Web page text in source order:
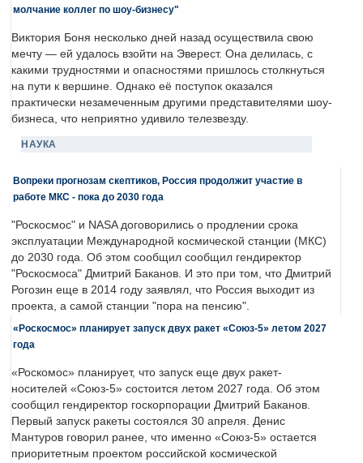
молчание коллег по шоу-бизнесу"
Виктория Боня несколько дней назад осуществила свою
мечту — ей удалось взойти на Эверест. Она делилась, с
какими трудностями и опасностями пришлось столкнуться
на пути к вершине. Однако её поступок оказался
практически незамеченным другими представителями шоу-
бизнеса, что неприятно удивило телезвезду.
НАУКА
Вопреки прогнозам скептиков, Россия продолжит участие в
работе МКС - пока до 2030 года
"Роскосмос" и NASA договорились о продлении срока
эксплуатации Международной космической станции (МКС)
до 2030 года. Об этом сообщил сообщил гендиректор
"Роскосмоса" Дмитрий Баканов. И это при том, что Дмитрий
Рогозин еще в 2014 году заявлял, что Россия выходит из
проекта, а самой станции "пора на пенсию".
«Роскосмос» планирует запуск двух ракет «Союз-5» летом 2027
года
«Роскомос» планирует, что запуск еще двух ракет-
носителей «Союз-5» состоится летом 2027 года. Об этом
сообщил гендиректор госкорпорации Дмитрий Баканов.
Первый запуск ракеты состоялся 30 апреля. Денис
Мантуров говорил ранее, что именно «Союз-5» остается
приоритетным проектом российской космической